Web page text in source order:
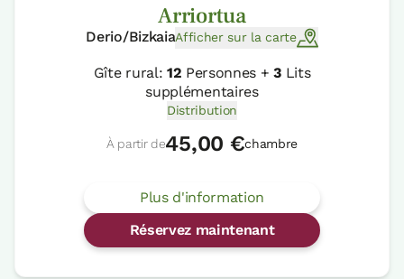
Arriortua
Derio/BizkaiaAfficher sur la carte
Gîte rural: 12 Personnes +3Lits
supplémentaires
Distribution
À partir de45,00 €chambre
Plus d'information
Réservez maintenant